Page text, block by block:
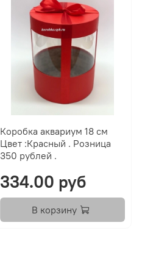
Коробка аквариум 18 см
Цвет :Красный . Розница
350 рублей .
334.00 руб
В корзину